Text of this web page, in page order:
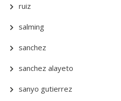
ruiz
salming
sanchez
sanchez alayeto
sanyo gutierrez